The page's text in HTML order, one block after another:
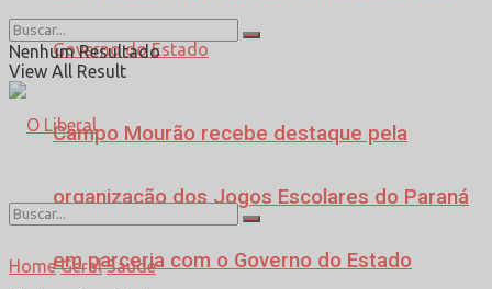
Campo Mourão recebe destaque pela
organização dos Jogos Escolares do Paraná
em parceria com o Governo do Estado
Nenhum Resultado
View All Result
Home Geral Saúde